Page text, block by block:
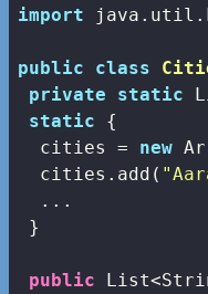
import
public class
private
static
static {
  cities =
new
  cities.add(
  ...
}
public